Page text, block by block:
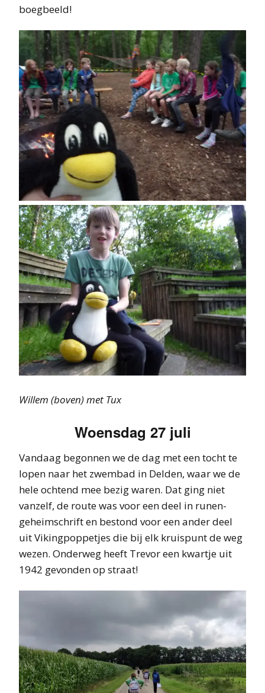
boegbeeld!
Willem (boven) met Tux
Woensdag 27 juli
Vandaag begonnen we de dag met een tocht te
lopen naar het zwembad in Delden, waar we de
hele ochtend mee bezig waren. Dat ging niet
vanzelf, de route was voor een deel in runen-
geheimschrift en bestond voor een ander deel
uit Vikingpoppetjes die bij elk kruispunt de weg
wezen. Onderweg heeft Trevor een kwartje uit
1942 gevonden op straat!